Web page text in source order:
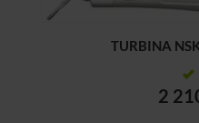
TURBINA
2